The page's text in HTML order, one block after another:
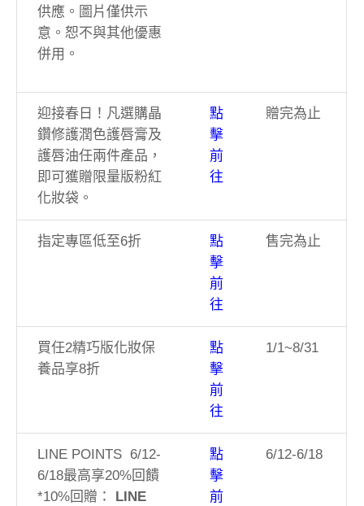
供應。圖片僅供示
意。恕不與其他優惠
併用。
迎接春日！凡選購晶
鑽修護潤色護唇膏及
護唇油任兩件產品，
即可獲贈限量版粉紅
化妝袋。
點
擊
前
往
贈完為止
指定專區低至6折
點
擊
前
往
售完為止
買任2精巧版化妝保
養品享8折
點
擊
前
往
1/1~8/31
LINE POINTS 6/12-
6/18最高享20%回饋
*10%回贈： LINE
點
擊
前
6/12-6/18